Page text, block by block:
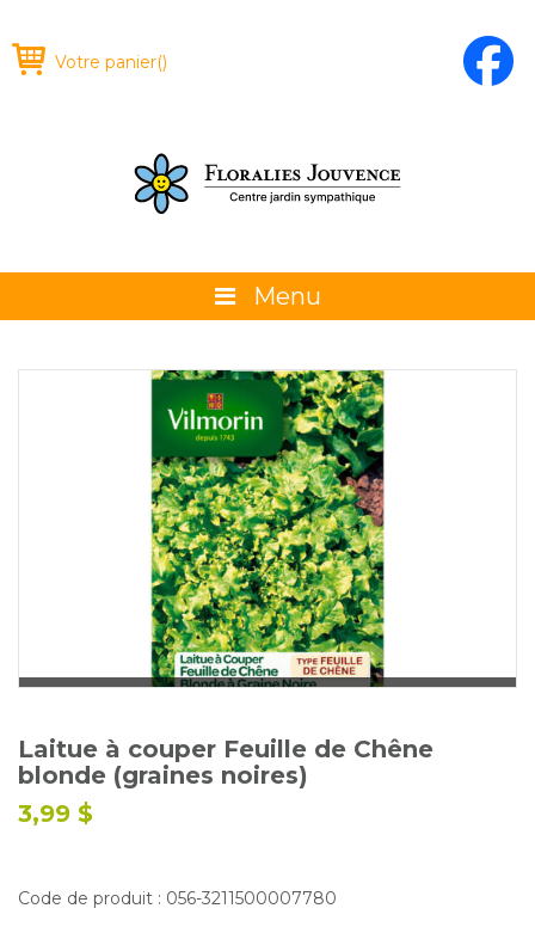
Votre panier()
Menu
La boutique
Promotions et évènements
Conseils
Glossaire
Calendrier horticole
Emplois
Service à la clientèle
Nous joindre
Laitue à couper Feuille de Chêne
blonde (graines noires)
3,99 $
Code de produit : 056-3211500007780